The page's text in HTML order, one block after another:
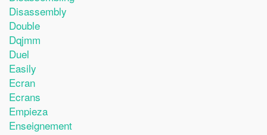
Disassembly
Double
Dqjmm
Duel
Easily
Ecran
Ecrans
Empieza
Enseignement